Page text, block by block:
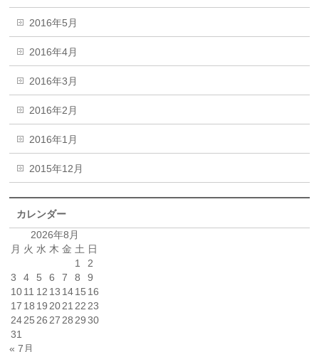
2016年5月
2016年4月
2016年3月
2016年2月
2016年1月
2015年12月
カレンダー
2026年8月
月 火 水 木 金 土 日
1
2
3
4 5 6 7 8
9
1011 12 13 1415 16
17 18 19 2021 22 23
2425 26 27 28 29 30
31
« 7月